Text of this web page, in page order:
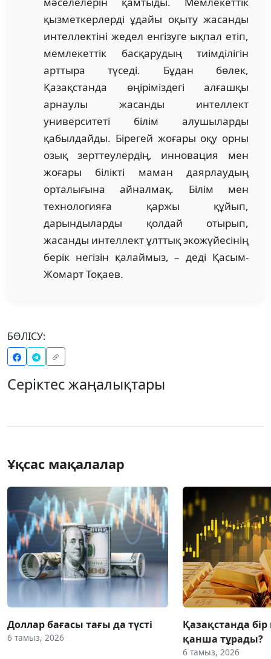
қызметкерлерді ұдайы оқыту жасанды
интеллектіні жедел енгізуге ықпал етіп,
мемлекеттік басқарудың тиімділігін
арттыра түседі. Бұдан бөлек,
Қазақстанда өңіріміздегі алғашқы
арнаулы жасанды интеллект
университеті білім алушыларды
қабылдайды. Бірегей жоғары оқу орны
озық зерттеулердің, инновация мен
жоғары білікті маман даярлаудың
орталығына айналмақ. Білім мен
технологияға қаржы құйып,
дарындыларды қолдай отырып,
жасанды интеллект ұлттық экожүйесінің
берік негізін қалаймыз, – деді Қасым-
Жомарт Тоқаев.
БӨЛІСУ:
Серіктес жаңалықтары
Ұқсас мақалалар
Доллар бағасы тағы да түсті
6 тамыз, 2026
Қазақстанда
қанша тұрады?
6 тамыз, 2026